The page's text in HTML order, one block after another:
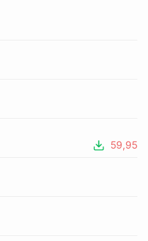
59,95